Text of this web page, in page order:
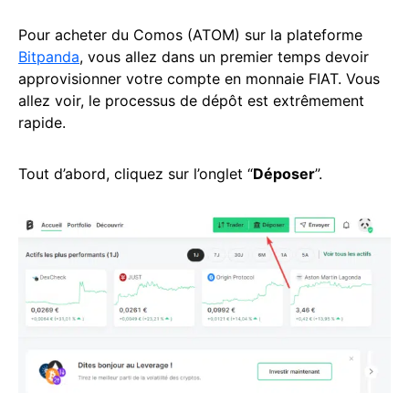
Pour acheter du Comos (ATOM) sur la plateforme
Bitpanda, vous allez dans un premier temps devoir
approvisionner votre compte en monnaie FIAT. Vous
allez voir, le processus de dépôt est extrêmement
rapide.
Tout d’abord, cliquez sur l’onglet “Déposer”.